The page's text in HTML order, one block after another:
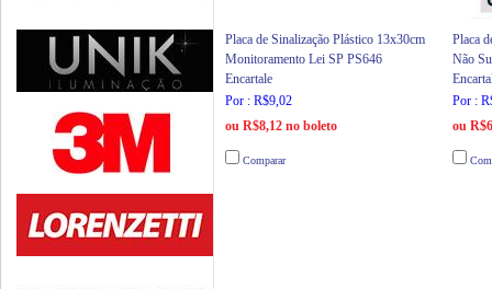
Placa de Sinalização Plástico 13x30cm
Monitoramento Lei SP PS646
Encartale
Por : R$9,02
ou R$8,12 no boleto
Comparar
Placa
Não
Por :
ou